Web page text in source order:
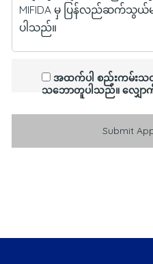
MIFIDA မှ ပြန်လည်ဆက်သွယ်
ပါသည်။
အထက်ပါ စည်းကမ်းသ
သဘောတူပါသည်။ လျှော
Submit